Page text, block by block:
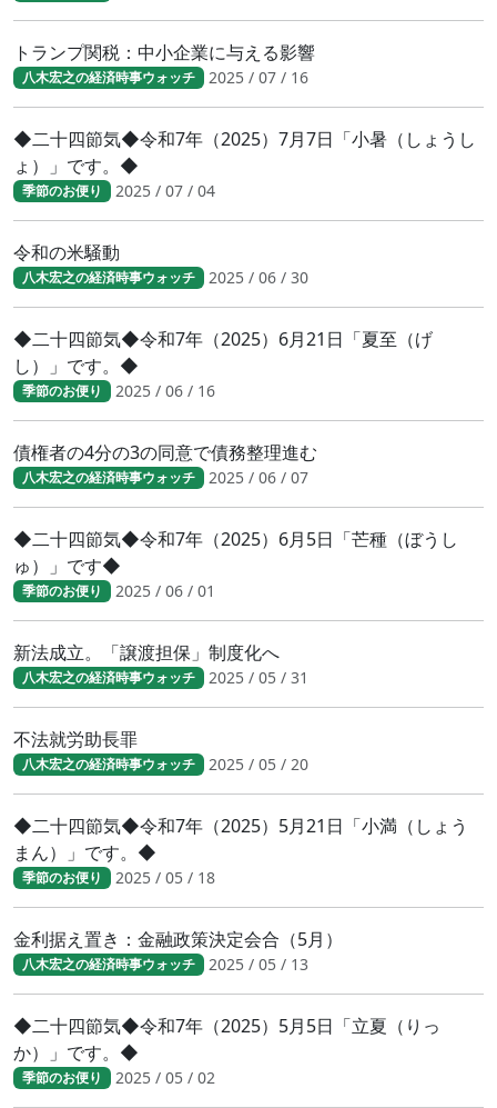
トランプ関税：中小企業に与える影響
八木宏之の経済時事ウォッチ 2025 / 07 / 16
◆二十四節気◆令和7年（2025）7月7日「小暑（しょうし
ょ）」です。◆
季節のお便り 2025 / 07 / 04
令和の米騒動
八木宏之の経済時事ウォッチ 2025 / 06 / 30
◆二十四節気◆令和7年（2025）6月21日「夏至（げ
し）」です。◆
季節のお便り 2025 / 06 / 16
債権者の4分の3の同意で債務整理進む
八木宏之の経済時事ウォッチ 2025 / 06 / 07
◆二十四節気◆令和7年（2025）6月5日「芒種（ぼうし
ゅ）」です◆
季節のお便り 2025 / 06 / 01
新法成立。「譲渡担保」制度化へ
八木宏之の経済時事ウォッチ 2025 / 05 / 31
不法就労助長罪
八木宏之の経済時事ウォッチ 2025 / 05 / 20
◆二十四節気◆令和7年（2025）5月21日「小満（しょう
まん）」です。◆
季節のお便り 2025 / 05 / 18
金利据え置き：金融政策決定会合（5月）
八木宏之の経済時事ウォッチ 2025 / 05 / 13
◆二十四節気◆令和7年（2025）5月5日「立夏（りっ
か）」です。◆
季節のお便り 2025 / 05 / 02